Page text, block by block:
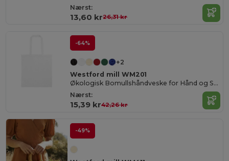
Nærst:
13,60 kr26,31 kr
-64%
+2
Westford mill WM201
Økologisk Bomullshåndveske for Hånd og Skulder
Nærst:
15,39 kr42,26 kr
-49%